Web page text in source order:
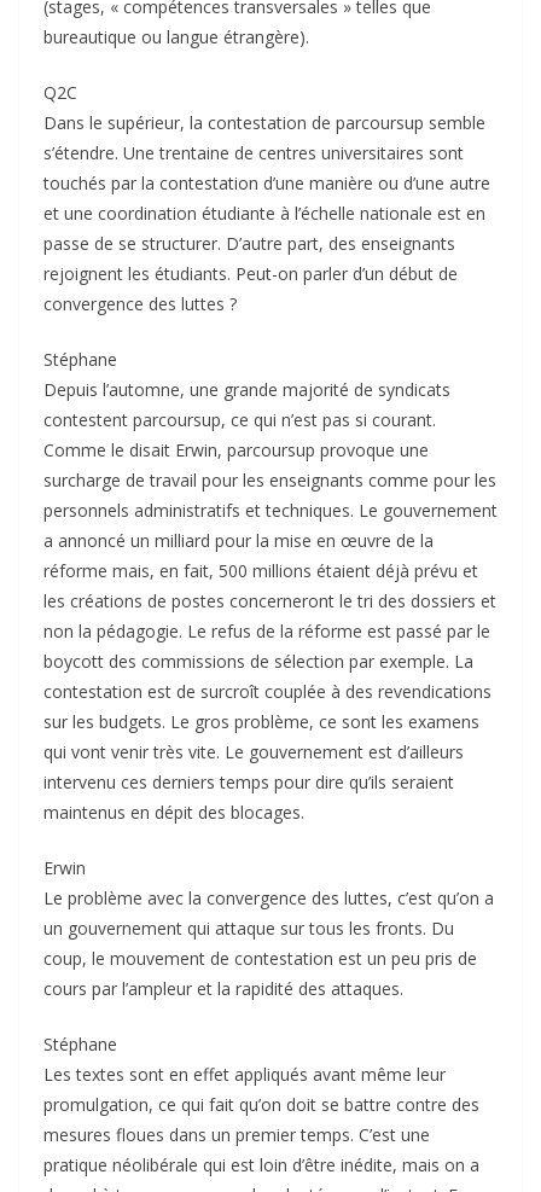
(stages, « compétences transversales » telles que
bureautique ou langue étrangère).
Q2C
Dans le supérieur, la contestation de parcoursup semble
s’étendre. Une trentaine de centres universitaires sont
touchés par la contestation d’une manière ou d’une autre
et une coordination étudiante à l’échelle nationale est en
passe de se structurer. D’autre part, des enseignants
rejoignent les étudiants. Peut-on parler d’un début de
convergence des luttes ?
Stéphane
Depuis l’automne, une grande majorité de syndicats
contestent parcoursup, ce qui n’est pas si courant.
Comme le disait Erwin, parcoursup provoque une
surcharge de travail pour les enseignants comme pour les
personnels administratifs et techniques. Le gouvernement
a annoncé un milliard pour la mise en œuvre de la
réforme mais, en fait, 500 millions étaient déjà prévu et
les créations de postes concerneront le tri des dossiers et
non la pédagogie. Le refus de la réforme est passé par le
boycott des commissions de sélection par exemple. La
contestation est de surcroît couplée à des revendications
sur les budgets. Le gros problème, ce sont les examens
qui vont venir très vite. Le gouvernement est d’ailleurs
intervenu ces derniers temps pour dire qu’ils seraient
maintenus en dépit des blocages.
Erwin
Le problème avec la convergence des luttes, c’est qu’on a
un gouvernement qui attaque sur tous les fronts. Du
coup, le mouvement de contestation est un peu pris de
cours par l’ampleur et la rapidité des attaques.
Stéphane
Les textes sont en effet appliqués avant même leur
promulgation, ce qui fait qu’on doit se battre contre des
mesures floues dans un premier temps. C’est une
pratique néolibérale qui est loin d’être inédite, mais on a